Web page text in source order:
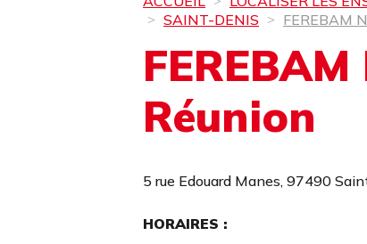
SAINT-DENIS
FEREBAM
Réunion
5 rue Edouard Manes, 97490
HORAIRES :